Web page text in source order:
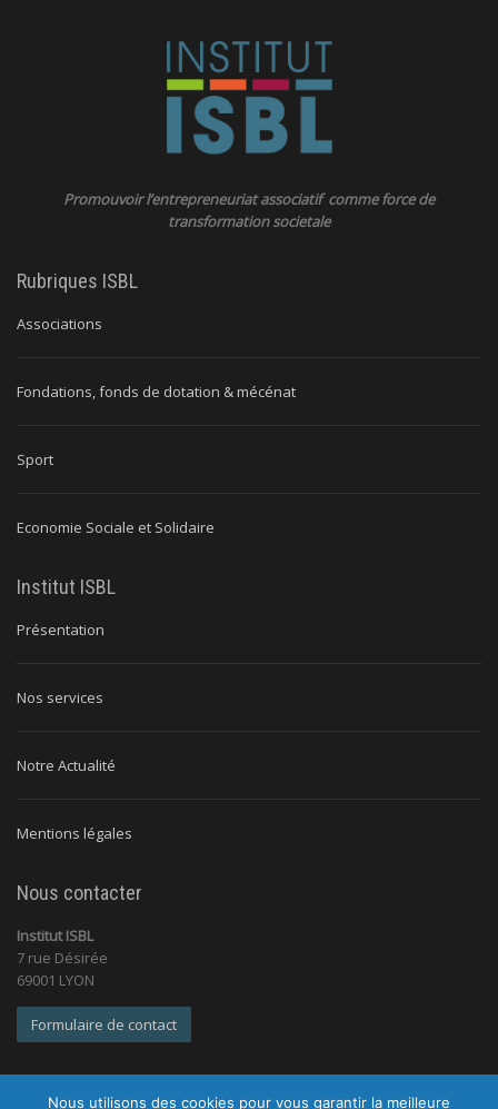
Promouvoir l’entrepreneuriat associatif comme force de
transformation societale
Rubriques ISBL
Associations
Fondations, fonds de dotation & mécénat
Sport
Economie Sociale et Solidaire
Institut ISBL
Présentation
Nos services
Notre Actualité
Mentions légales
Nous contacter
Institut ISBL
7 rue Désirée
69001 LYON
Formulaire de contact
Nous utilisons des cookies pour vous garantir la meilleure